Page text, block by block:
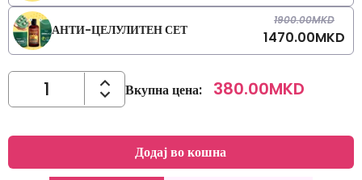
АНТИ-ЦЕЛУЛИТЕН СЕТ
1900.00MKD
1470.00MKD
Вкупна цена: 380.00MKD
Додај во кошна